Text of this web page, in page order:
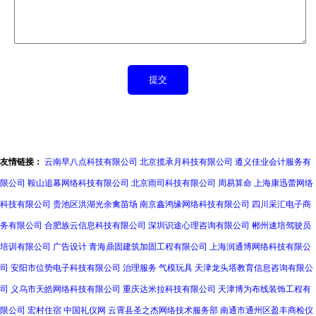
友情链接： 云南早八点科技有限公司 北京揽承月科技有限公司 遵义佳业会计服务有
限公司 鞍山追幕网络科技有限公司 北京雨司科技有限公司 周易算命 上海康迅蕾网络
科技有限公司 贵池区洪湖光余禽苗场 南京鑫鸿缘网络科技有限公司 四川采汇电子商
务有限公司 合肥族云信息科技有限公司 深圳识途心理咨询有限公司 郴州速培驾驶员
培训有限公司 广告设计 青海鼎固建筑加固工程有限公司 上海润通博网络科技有限公
司 安阳市位势电子科技有限公司 治理服务 气模玩具 天津龙头塔教育信息咨询有限公
司 义乌市天皓网络科技有限公司 重庆达米拉科技有限公司 天津博为布线装饰工程有
限公司 宏村住宿 中国礼仪网 云霄县圣之杰网络技术服务部 南通市通州区盈丰商检仪